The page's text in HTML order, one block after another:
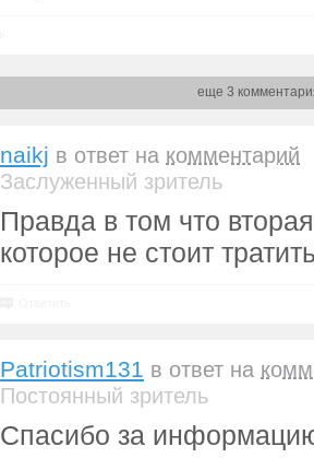
еще 3
naikj в ответ на комментарий
Заслуженный зритель
Правда в том что
которое не стоит
Patriotism131 в ответ на
Постоянный зритель
Спасибо за